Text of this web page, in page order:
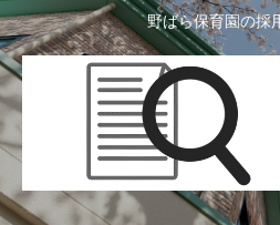
野ばら保育園の採